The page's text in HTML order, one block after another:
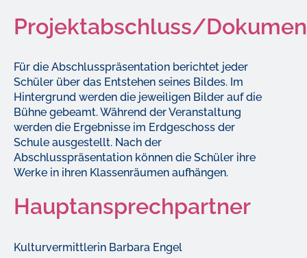
Projektabschluss/
Für die Abschlusspräsentation berichtet jeder
Schüler über das Entstehen seines Bildes. Im
Hintergrund werden die jeweiligen Bilder auf die
Bühne gebeamt. Während der Veranstaltung
werden die Ergebnisse im Erdgeschoss der
Schule ausgestellt. Nach der
Abschlusspräsentation können die Schüler ihre
Werke in ihren Klassenräumen aufhängen.
Hauptansprechpartner
Kulturvermittlerin Barbara Engel